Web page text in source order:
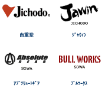
自重堂 ｼﾞｬｳｨﾝ
ｱﾌﾞｿﾘｭｰﾄｷﾞｱ ﾌﾞﾙﾜｰｸｽ